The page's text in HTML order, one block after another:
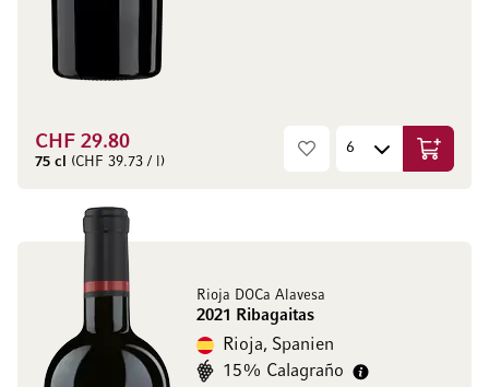
CHF 29.80
75 cl (CHF 39.73 / l) In den
Rioja DOCa Alavesa
2021 Ribagaitas
Rioja, Spanien
15% Calagraño